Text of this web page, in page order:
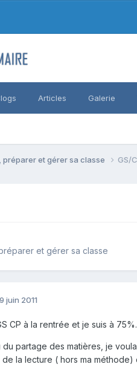
Articles Galerie
préparer et gérer sa classe GS/
et gérer sa classe
juin 2011
CP à la rentrée et je suis à 75%.
du partage des matières, je
la lecture ( hors ma